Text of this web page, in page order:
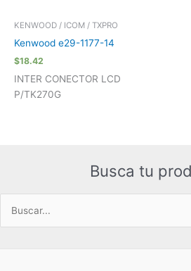
KENWOOD / ICOM / TXPRO
Kenwood e29-1177-14
$18.42
INTER CONECTOR LCD
P/TK270G
Busca tu
Buscar
por: